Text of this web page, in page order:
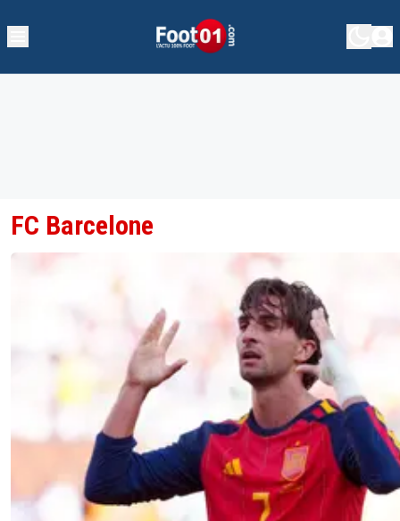
FC Barcelone